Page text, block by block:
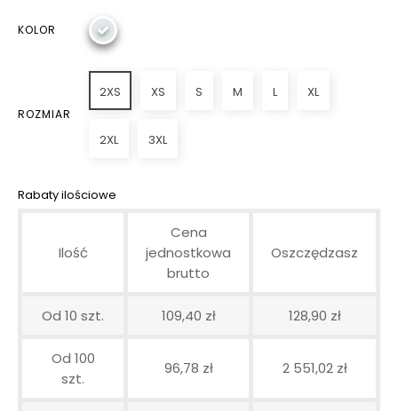
KOLOR
ROZMIAR
2XS XS S M L XL
2XL 3XL
Rabaty ilościowe
Ilość
Cena
jednostkowa
brutto
Oszczędzasz
Od 10 szt. 109,40 zł 128,90 zł
Od 100
szt.
96,78 zł 2 551,02 zł